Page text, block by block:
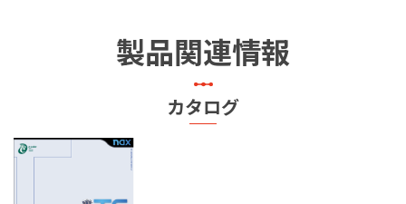
製品関連情報
カタログ